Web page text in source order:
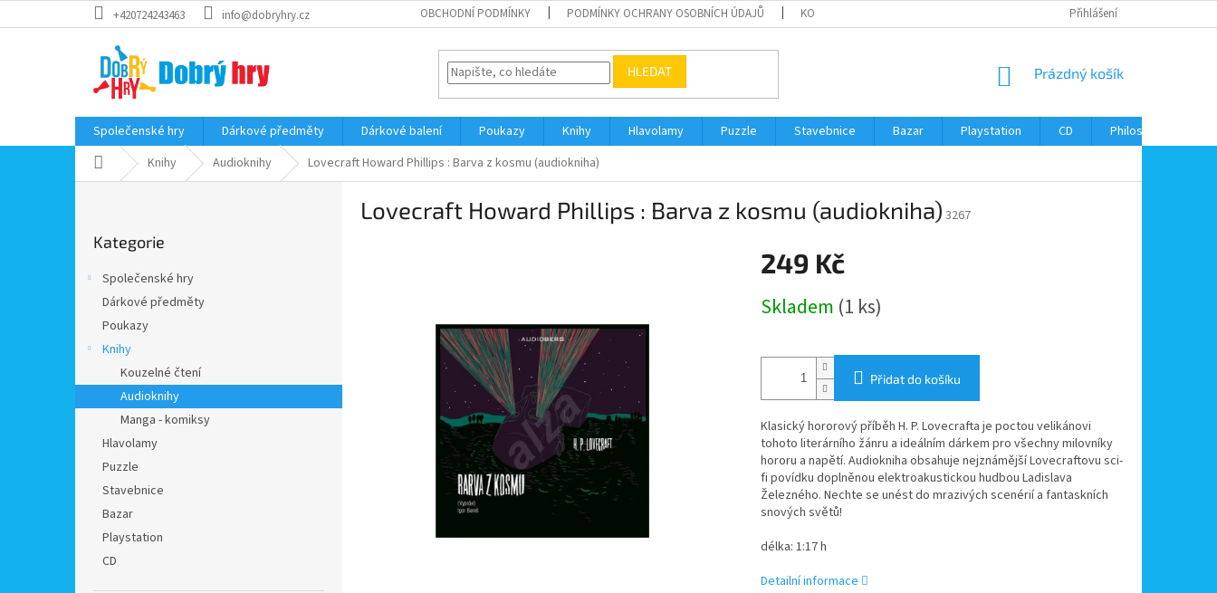
na
+420724243463 info@dobryhry.cz OBCHODNÍ PODMÍNKY PODMÍNKY OCHRANY OSOBNÍCH ÚDAJŮ KONTAKTY Přihlášení
HLEDAT
NÁKUPNÍ
Prázdný košík
Společenské hry Dárkové předměty Dárkové balení Poukazy Knihy Hlavolamy Puzzle Stavebnice Bazar Playstation CD Philos
Domů Knihy Audioknihy Lovecraft Howard Phillips : Barva z kosmu (audiokniha)
a
n
kategorie
Kategorie
Společenské hry
Dárkové předměty
Poukazy
Knihy
Kouzelné čtení
Audioknihy
Manga - komiksy
Hlavolamy
Puzzle
Stavebnice
Bazar
Playstation
CD
Lovecraft Howard Phillips : Barva z kosmu (audiokniha) 3267
249 Kč
cena:
Skladem (1 ks)
Přidat do košíku
Klasický hororový příběh H. P. Lovecrafta je poctou velikánovi
tohoto literárního žánru a ideálním dárkem pro všechny milovníky
hororu a napětí. Audiokniha obsahuje nejznámější Lovecraftovu sci-
fi povídku doplněnou elektroakustickou hudbou Ladislava
Železného. Nechte se unést do mrazivých scenérií a fantaskních
snových světů!
délka: 1:17 h
Detailní informace